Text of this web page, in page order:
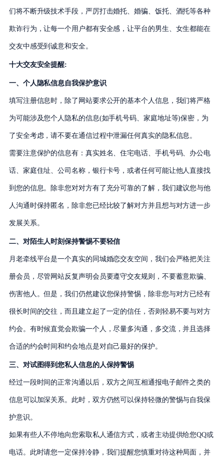
们将不断升级技术手段，严厉打击婚托、婚骗、饭托、酒托等各种
欺诈行为，让每一个用户都有安全感，让平台的男生、女生都能在
交友中感受到诚意和安全。
十大交友安全提醒:
一、个人隐私信息自我保护意识
填写注册信息时，除了网站要求公开的基本个人信息，我们将严格
为可能涉及您个人隐私的信息(如手机号码、家庭地址等)保密，为
了安全考虑，请不要在通信过程中泄漏任何真实的隐私信息。
需要注意保护的信息有：真实姓名、住宅电话、手机号码、办公电
话、家庭住址、公司名称，银行卡号，或者任何可能让他人直接找
到您的信息。除非您对对方有了充分可靠的了解，我们建议您与他
人沟通时保持匿名，除非您已经比较了解对方并且想与对方进一步
发展关系。
二、对陌生人时刻保持警惕不要轻信
月老牵线平台是一个真实的同城婚恋交友空间，我们会严格把关注
册会员，尽管网站反复声明会员要遵守交友规则，不要蓄意欺骗、
伤害他人。但是，我们仍然建议您保持警惕，除非您与对方已经有
很长时间的交往，而且建立起了一定的信任，否则轻易不要与对方
约会。有时候直觉会欺骗一个人，尽量多沟通，多交流，并且选择
合适的约会时间和约会地点是对自己最好的保护。
三、对试图得到您私人信息的人保持警惕
经过一段时间的正常沟通以后，双方之间互相通报电子邮件之类的
信息可以加深关系。此时，双方仍然可以保持轻微的警惕与自我保
护意识。
如果有些人不停地向您索取私人通信方式，或者主动提供给您QQ或
电话。此时请您一定保持冷静，我们提醒您慎重对待这种局面，并